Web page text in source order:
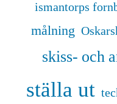
ismantorps
målning
skiss- och
ställa ut